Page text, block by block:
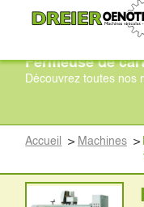
Fermeuse de
Découvrez toutes nos
Accueil > Machines>